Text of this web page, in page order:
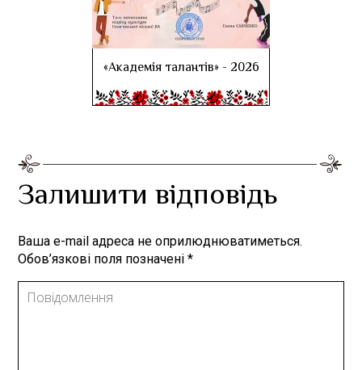
«Академія талантів» - 2026
Залишити відповідь
Ваша e-mail адреса не оприлюднюватиметься.
Обов’язкові поля позначені*